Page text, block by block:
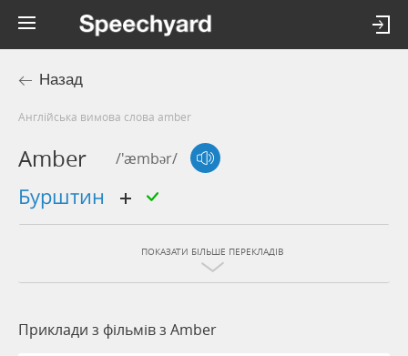
Назад
Англійська вимова слова amber
Amber /'æmbər/
бурштин
ПОКАЗАТИ БІЛЬШЕ ПЕРЕКЛАДІВ
Приклади з фільмів з Amber